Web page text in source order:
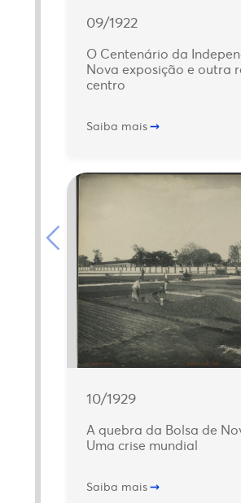
09/1922
O Centenário da
Nova exposição e outra
centro
Saiba mais
10/1929
A quebra da Bolsa de
Uma crise mundial
Saiba mais